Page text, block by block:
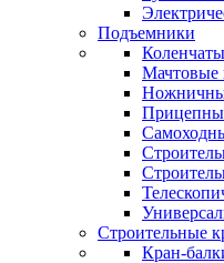
Подъемники
Мачтовые
Строительные
Кран-